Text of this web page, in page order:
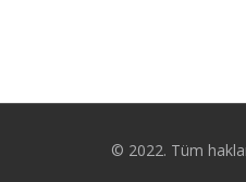
© 2022. Tüm